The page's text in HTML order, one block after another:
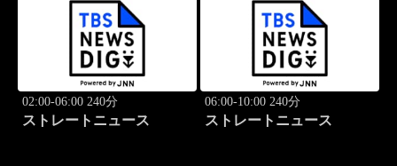
02:00-06:00 240分
ストレートニュース
06:00-10:00 240分
ストレートニュース